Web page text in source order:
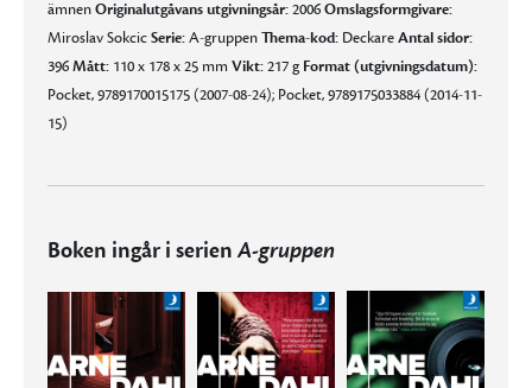
ämnenOriginalutgåvans utgivningsår:2006Omslagsformgivare:
Miroslav SokcicSerie:A-gruppenThema-kod: DeckareAntal sidor:
396Mått: 110 x 178 x 25 mmVikt:217 g Format (utgivningsdatum):
Pocket, 9789170015175 (2007-08-24); Pocket, 9789175033884 (2014-11-
15)
Boken ingår i serien A-gruppen